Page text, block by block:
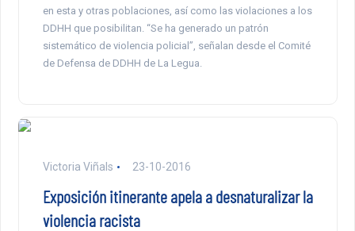
en esta y otras poblaciones, así como las violaciones a los
DDHH que posibilitan. “Se ha generado un patrón
sistemático de violencia policial”, señalan desde el Comité
de Defensa de DDHH de La Legua.
Victoria Viñals 23-10-2016
Exposición itinerante apela a desnaturalizar la
violencia racista